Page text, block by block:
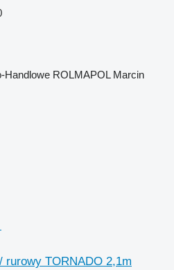
ROLMAPOL Marcin
rurowy TORNADO 2,1m